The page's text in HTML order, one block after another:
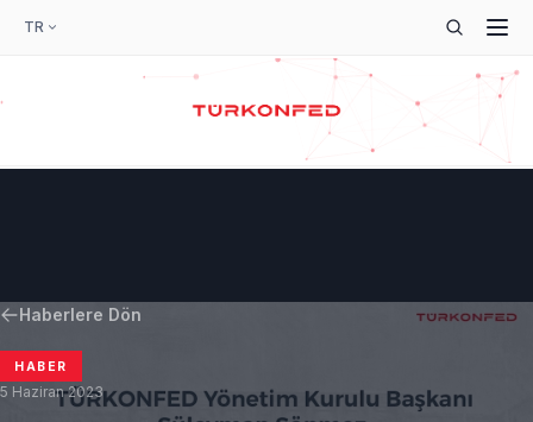
TR
Haberlere Dön
HABER
5 Haziran 2023